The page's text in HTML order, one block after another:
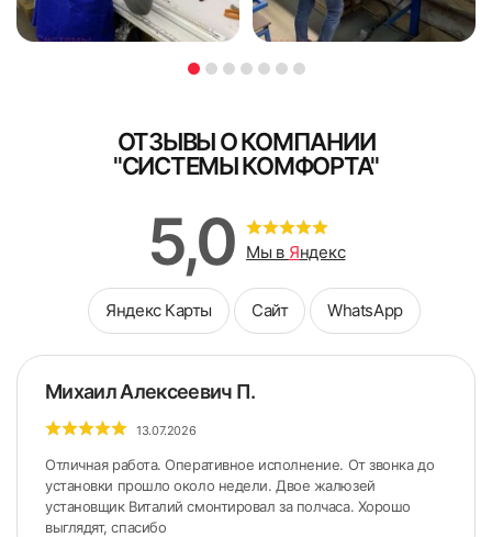
ОТЗЫВЫ О КОМПАНИИ
"СИСТЕМЫ КОМФОРТА"
5,0 Мы в Яндекс
Яндекс Карты Сайт WhatsApp
Михаил Алексеевич П.
13.07.2026
Отличная работа. Оперативное исполнение. От звонка до
установки прошло около недели. Двое жалюзей
установщик Виталий смонтировал за полчаса. Хорошо
выглядят, спасибо